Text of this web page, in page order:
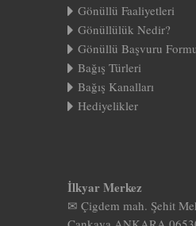
Gönüllü Faaliyetleri
Gönüllülük Nedir?
Gönüllü Başvuru
Bağış Türleri
Bağış Kanalları
Hediyelikler
İlkyar Merkez
✉ Çigdem mah. Şehit